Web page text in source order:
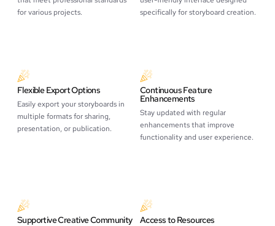
for various projects.
specifically for storyboard creation.
Flexible Export Options
Easily export your storyboards in
multiple formats for sharing,
presentation, or publication.
Continuous Feature
Enhancements
Stay updated with regular
enhancements that improve
functionality and user experience.
Supportive Creative Community Access to Resources